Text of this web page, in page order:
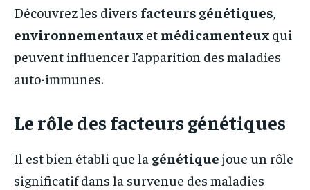
Découvrez les divers facteurs génétiques,
environnementaux et médicamenteux qui
peuvent influencer l’apparition des maladies
auto-immunes.
Le rôle des facteurs génétiques
Il est bien établi que la génétique joue un rôle
significatif dans la survenue des maladies